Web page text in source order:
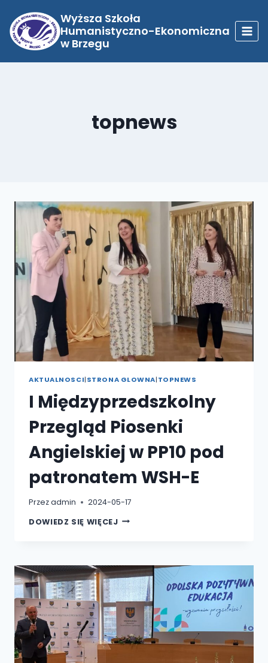
treści
Wyższa Szkoła
Humanistyczno-Ekonomiczna
w Brzegu
topnews
AKTUALNOSCI|STRONA GLOWNA|TOPNEWS
I Międzyprzedszkolny
Przegląd Piosenki
Angielskiej w PP10 pod
patronatem WSH-E
Przezadmin
2024-05-17
DOWIEDZ SIĘ WIĘCEJI
PP10
POD
PATRONATEM
WSH-
E